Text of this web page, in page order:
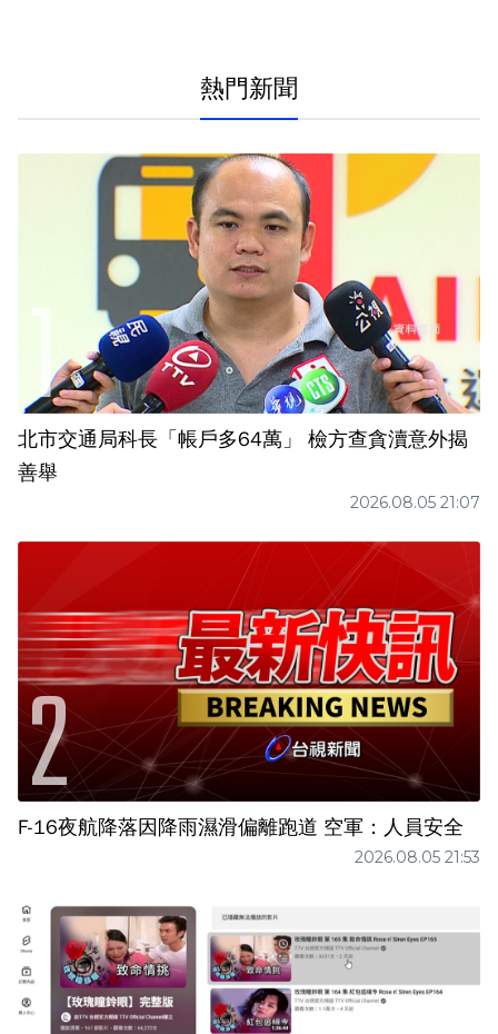
熱門新聞
北市交通局科長「帳戶多64萬」 檢方查貪瀆意外揭
善舉
2026.08.05 21:07
F-16夜航降落因降雨濕滑偏離跑道 空軍：人員安全
2026.08.05 21:53